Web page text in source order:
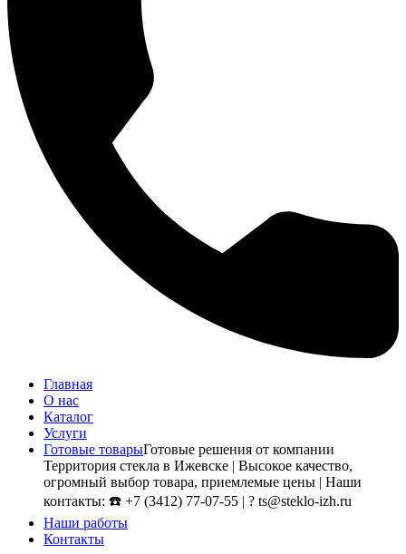
Главная
О нас
Каталог
Услуги
Готовые товарыГотовые решения от компании
Территория стекла в Ижевске | Высокое качество,
огромный выбор товара, приемлемые цены | Наши
контакты: ☎️ +7 (3412) 77-07-55 | ? ts@steklo-izh.ru
Наши работы
Контакты